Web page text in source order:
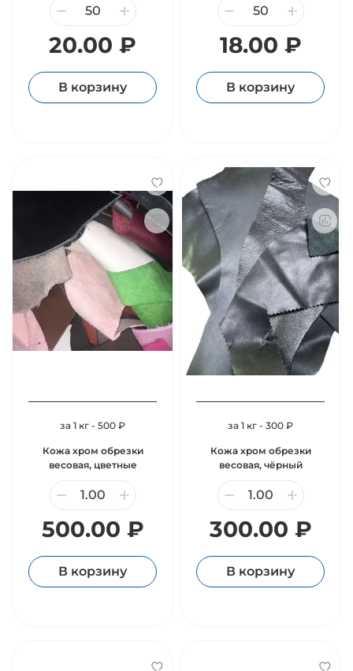
20.00 ₽
В корзину
18.00 ₽
В корзину
за 1 кг - 500 ₽
Кожа хром обрезки
весовая, цветные
500.00 ₽
В корзину
за 1 кг - 300 ₽
Кожа хром обрезки
весовая, чёрный
300.00 ₽
В корзину